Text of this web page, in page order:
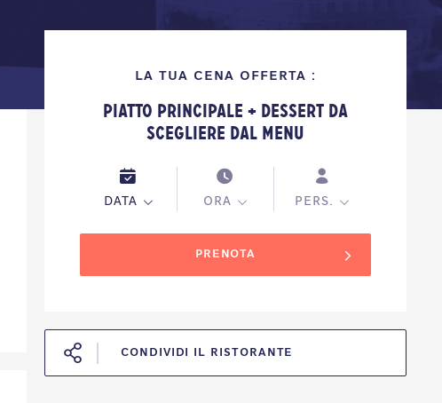
LA TUA CENA OFFERTA :
Piatto Principale + Dessert da
scegliere dal Menu
DATA ORA PERS.
PRENOTA
CONDIVIDI IL RISTORANTE